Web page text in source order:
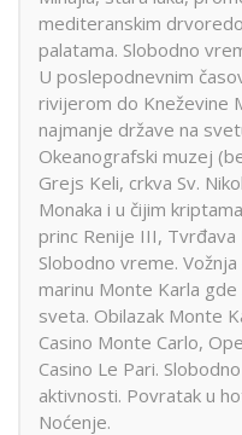
mediteranskim
palatama. Slobodno
U poslepodnevnim
rivijerom do Kneževine
najmanje države na
Okeanografski muzej
Grejs Keli, crkva Sv.
Monaka i u čijim
princ Renije III,
Slobodno vreme.
marinu Monte Karla
sveta. Obilazak Monte
Casino Monte Carlo,
Casino Le Pari.
aktivnosti. Povratak u
Noćenje.